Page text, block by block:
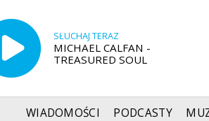
SŁUCHAJ TERAZ
MICHAEL CALFAN -
TREASURED SOUL
WIADOMOŚCI PODCASTY